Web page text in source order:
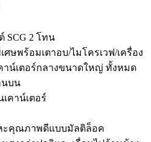
SCG 2 โทน
ษพร้อมเตาอบ/ไมโครเวฟ/เครื่อง
าน์เตอร์กลางขนาดใหญ่ ทั้งหมด
นบน
คาน์เตอร์
ะคุณภาพดีแบบมัลติล็อค